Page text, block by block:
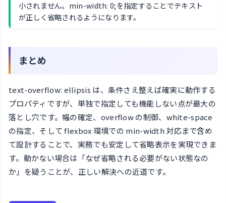
小されません。min-width: 0;を指定することでテキスト
が正しく省略されるようになります。
まとめ
text-overflow: ellipsis は、条件さえ整えば確実に動作する
プロパティですが、単独で指定しても機能しない点が最大の
落とし穴です。幅の確定、overflow の制御、white-space
の指定、そして flexbox 環境での min-width 対応まで含め
て設計することで、実務でも安定して省略表示を実現できま
す。動かない場合は「なぜ省略される必要がない状態なの
か」を疑うことが、正しい解決への近道です。